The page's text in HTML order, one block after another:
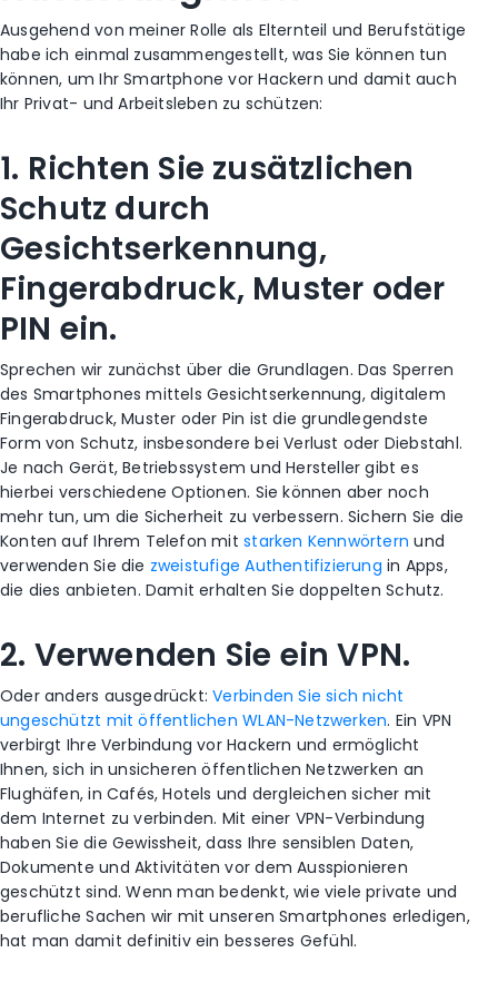
Ausgehend von meiner Rolle als Elternteil und Berufstätige
habe ich einmal zusammengestellt, was Sie können tun
können, um Ihr Smartphone vor Hackern und damit auch
Ihr Privat- und Arbeitsleben zu schützen:
1. Richten Sie zusätzlichen
Schutz durch
Gesichtserkennung,
Fingerabdruck, Muster oder
PIN ein.
Sprechen wir zunächst über die Grundlagen. Das Sperren
des Smartphones mittels Gesichtserkennung, digitalem
Fingerabdruck, Muster oder Pin ist die grundlegendste
Form von Schutz, insbesondere bei Verlust oder Diebstahl.
Je nach Gerät, Betriebssystem und Hersteller gibt es
hierbei verschiedene Optionen. Sie können aber noch
mehr tun, um die Sicherheit zu verbessern. Sichern Sie die
Konten auf Ihrem Telefon mitstarken Kennwörtern und
verwenden Sie die zweistufige Authentifizierung in Apps,
die dies anbieten. Damit erhalten Sie doppelten Schutz.
2. Verwenden Sie ein VPN.
Oder anders ausgedrückt:Verbinden Sie sich nicht
ungeschützt mit öffentlichen WLAN-Netzwerken. Ein VPN
verbirgt Ihre Verbindung vor Hackern und ermöglicht
Ihnen, sich in unsicheren öffentlichen Netzwerken an
Flughäfen, in Cafés, Hotels und dergleichen sicher mit
dem Internet zu verbinden. Mit einer VPN-Verbindung
haben Sie die Gewissheit, dass Ihre sensiblen Daten,
Dokumente und Aktivitäten vor dem Ausspionieren
geschützt sind. Wenn man bedenkt, wie viele private und
berufliche Sachen wir mit unseren Smartphones erledigen,
hat man damit definitiv ein besseres Gefühl.